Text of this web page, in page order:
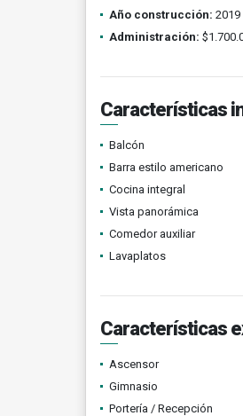
Año construcción: 2019
Administración:
Características
Balcón
Barra estilo americano
Cocina integral
Vista panorámica
Comedor auxiliar
Lavaplatos
Características
Ascensor
Gimnasio
Portería / Recepción